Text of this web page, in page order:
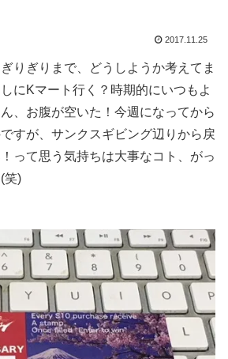
2017.11.25
りぎりまで、どうしようか考えてま
にKマート行く？時期的にいつもよ
、お腹が空いた！今週になってから
すが、サンクスギビング辺りから戻
って思う気持ちは大事なコト、がっ
笑)